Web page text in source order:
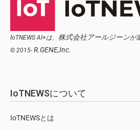
IoTNEWS AI+は、 株式会社アールジーンが
© 2015- R.GENE,Inc.
IoTNEWSについて
IoTNEWSとは